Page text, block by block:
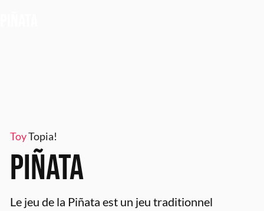
ToyTopia!
PIÑATA
Le jeu de la Piñata est un jeu traditionnel